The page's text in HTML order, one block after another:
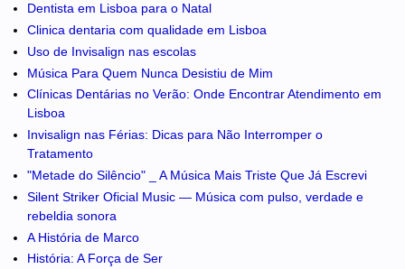
Dentista em Lisboa para o Natal
Clinica dentaria com qualidade em Lisboa
Uso de Invisalign nas escolas
Música Para Quem Nunca Desistiu de Mim
Clínicas Dentárias no Verão: Onde Encontrar Atendimento em
Lisboa
Invisalign nas Férias: Dicas para Não Interromper o
Tratamento
"Metade do Silêncio" _ A Música Mais Triste Que Já Escrevi
Silent Striker Oficial Music — Música com pulso, verdade e
rebeldia sonora
A História de Marco
História: A Força de Ser